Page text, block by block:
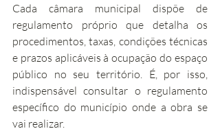
Cada câmara municipal dispõe de
regulamento próprio que detalha os
procedimentos, taxas, condições técnicas
e prazos aplicáveis à ocupação do espaço
público no seu território. É, por isso,
indispensável consultar o regulamento
específico do município onde a obra se
vai realizar.